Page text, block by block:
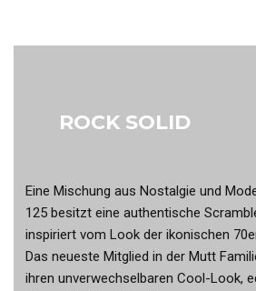
ROCK SOLID
Eine Mischung aus Nostalgie und
125 besitzt eine authentische
inspiriert vom Look der ikonischen
Das neueste Mitglied in der Mutt
ihren unverwechselbaren Cool-Look,